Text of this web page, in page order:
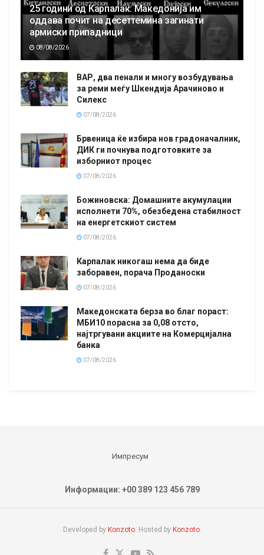
25 години од Карпалак: Македонија им
оддава почит на десеттемина загинати
армиски припадници
08/08/2026
ВАР, два пенали и многу возбудувања
за реми меѓу Шкендија Арачиново и
Силекс
07/08/2026
Брвеница ќе избира нов градоначалник,
ДИК ги почнува подготовките за
изборниот процес
07/08/2026
Божиновска: Домашните акумулации
исполнети 70%, обезбедена стабилност
на енергетскиот систем
07/08/2026
Карпалак никогаш нема да биде
заборавен, порача Проданоски
07/08/2026
Македонската берза во благ пораст:
МБИ10 порасна за 0,08 отсто,
најтргувани акциите на Комерцијална
банка
07/08/2026
Импресум
Информации: +00 389 123 456 789
Developed by Konzoto. Hosted by Konzoto.